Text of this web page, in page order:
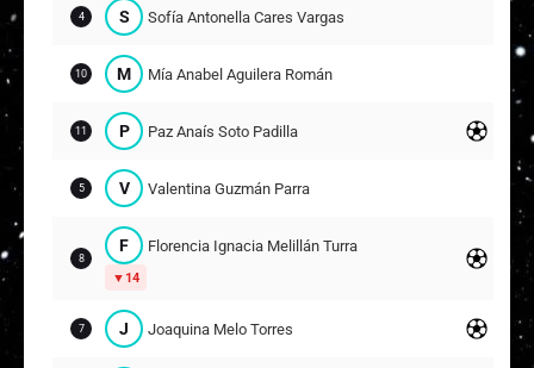
E Emilia Ignacia Mellado Parra
E Emilia Paz Carozzi Sanhueza
A Antonella Ignacia Cáceres Valdebenito
14
K Kimberly Antonia Salazar Merino
15
4 S Sofía Antonella Cares Vargas
10 M Mía Anabel Aguilera Román
11 P Paz Anaís Soto Padilla
5 V Valentina Guzmán Parra
8
F Florencia Ignacia Melillán Turra
14
7 J Joaquina Melo Torres